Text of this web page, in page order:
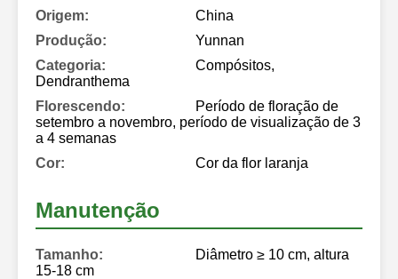
Origem:
China
Produção:
Yunnan
Categoria:
Compósitos,
Dendranthema
Florescendo:
Período de floração de
setembro a novembro, período de visualização de 3
a 4 semanas
Cor:
Cor da flor laranja
Manutenção
Tamanho:
Diâmetro ≥ 10 cm, altura
15-18 cm